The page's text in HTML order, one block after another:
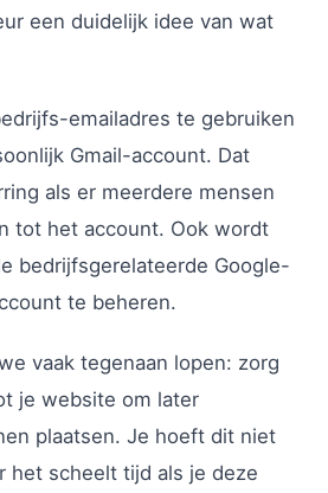
een duidelijk idee van wat
emailadres te gebruiken
Gmail-account. Dat
als er meerdere mensen
tot het account. Ook wordt
bedrijfsgerelateerde Google-
te beheren.
vaak tegenaan lopen: zorg
je website om later
plaatsen. Je hoeft dit niet
het scheelt tijd als je deze